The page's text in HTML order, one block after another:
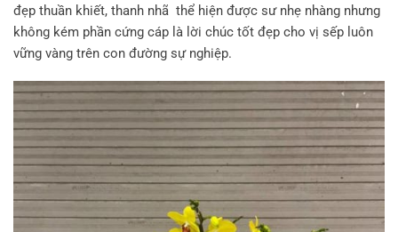
đẹp thuần khiết, thanh nhã thể hiện được sư nhẹ nhàng nhưng
không kém phần cứng cáp là lời chúc tốt đẹp cho vị sếp luôn
vững vàng trên con đường sự nghiệp.